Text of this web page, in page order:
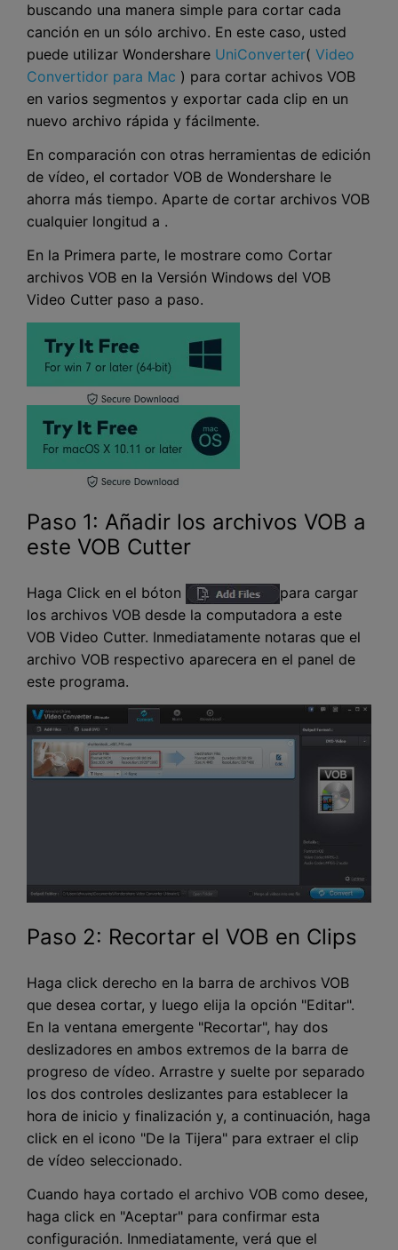
buscando una manera simple para cortar cada
canción en un sólo archivo. En este caso, usted
puede utilizar Wondershare UniConverter( Video
Convertidor para Mac ) para cortar achivos VOB
en varios segmentos y exportar cada clip en un
nuevo archivo rápida y fácilmente.
En comparación con otras herramientas de edición
de vídeo, el cortador VOB de Wondershare le
ahorra más tiempo. Aparte de cortar archivos VOB
cualquier longitud a .
En la Primera parte, le mostrare como Cortar
archivos VOB en la Versión Windows del VOB
Video Cutter paso a paso.
Paso 1: Añadir los archivos VOB a
este VOB Cutter
Haga Click en el bóton
para cargar
los archivos VOB desde la computadora a este
VOB Video Cutter. Inmediatamente notaras que el
archivo VOB respectivo aparecera en el panel de
este programa.
Paso 2: Recortar el VOB en Clips
Haga click derecho en la barra de archivos VOB
que desea cortar, y luego elija la opción "Editar".
En la ventana emergente "Recortar", hay dos
deslizadores en ambos extremos de la barra de
progreso de vídeo. Arrastre y suelte por separado
los dos controles deslizantes para establecer la
hora de inicio y finalización y, a continuación, haga
click en el icono "De la Tijera" para extraer el clip
de vídeo seleccionado.
Cuando haya cortado el archivo VOB como desee,
haga click en "Aceptar" para confirmar esta
configuración. Inmediatamente, verá que el